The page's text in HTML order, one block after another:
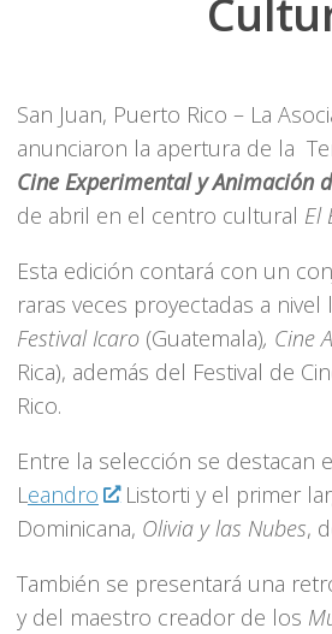
San Juan, Puerto Rico – La
anunciaron la apertura de la
Cine Experimental y Animación
de abril en el centro cultural El
Esta edición contará con un
raras veces proyectadas a
Festival Icaro (Guatemala), Cine
Rica), además del Festival de
Rico.
Entre la selección se destacan
L eandro
Listorti y el primer
Dominicana, Olivia y las Nubes,
También se presentará una
y del maestro creador de los